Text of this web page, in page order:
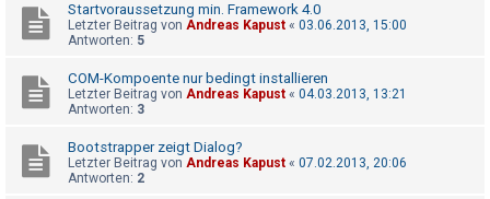
Startvoraussetzung min. Framework 4.0
Letzter Beitrag von Andreas Kapust « 03.06.2013, 15:00
Antworten: 5
COM-Kompoente nur bedingt installieren
Letzter Beitrag von Andreas Kapust « 04.03.2013, 13:21
Antworten: 3
Bootstrapper zeigt Dialog?
Letzter Beitrag von Andreas Kapust « 07.02.2013, 20:06
Antworten: 2